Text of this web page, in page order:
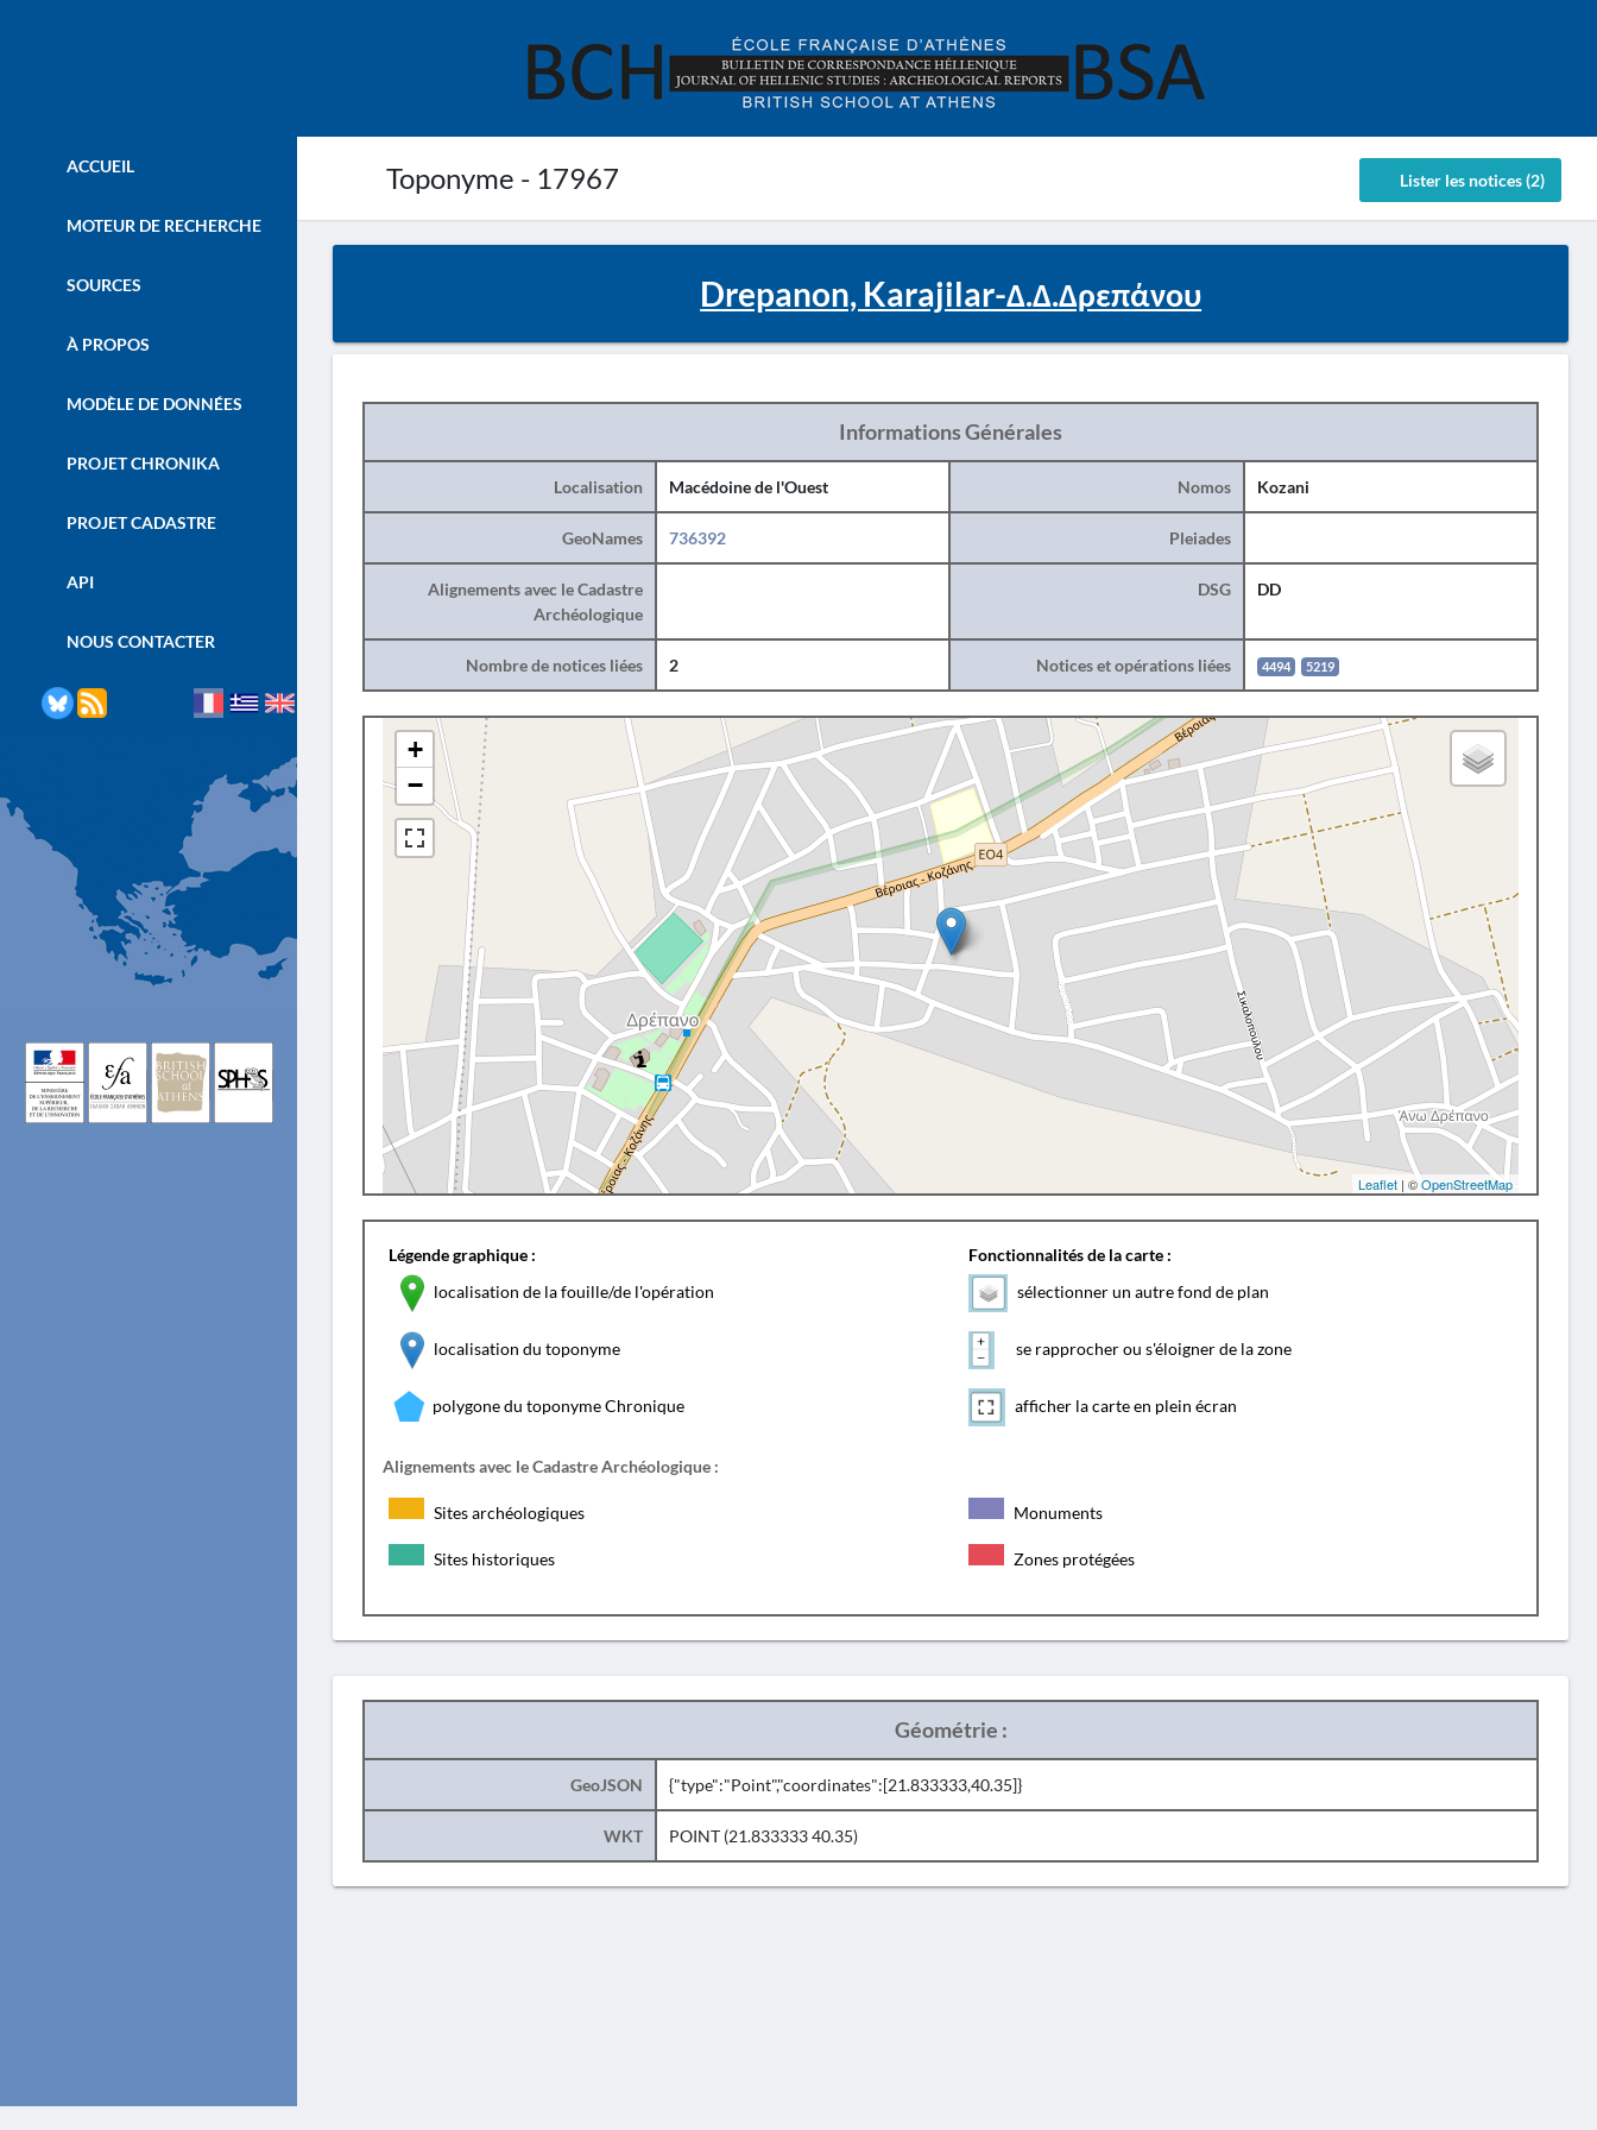
Toponyme - 17967 Lister les notices (2)
ACCUEIL
MOTEUR DE RECHERCHE
SOURCES
À PROPOS
MODÈLE DE DONNÉES
PROJET CHRONIKA
PROJET CADASTRE
API
NOUS CONTACTER
Drepanon, Karajilar-Δ.Δ.Δρεπάνου
Informations Générales
Localisation Macédoine de l'Ouest Nomos Kozani
GeoNames 736392 Pleiades
Alignements avec le Cadastre
Archéologique
DSG DD
Nombre de notices liées 2 Notices et opérations liées 4494 5219
+
−
Leaflet | ©OpenStreetMap
Légende graphique :
localisation de la fouille/de l'opération
localisation du toponyme
polygone du toponyme Chronique
Fonctionnalités de la carte :
sélectionner un autre fond de plan
se rapprocher ou s'éloigner de la zone
afficher la carte en plein écran
Alignements avec le Cadastre Archéologique :
Sites archéologiques Monuments
Sites historiques Zones protégées
Géométrie :
GeoJSON {"type":"Point","coordinates":[21.833333,40.35]}
WKT POINT (21.833333 40.35)